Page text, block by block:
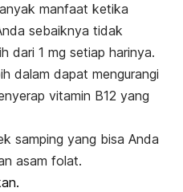
manfaat ketika
sebaiknya tidak
dari 1 mg setiap harinya.
dalam dapat mengurangi
vitamin B12 yang
samping yang bisa Anda
asam folat.